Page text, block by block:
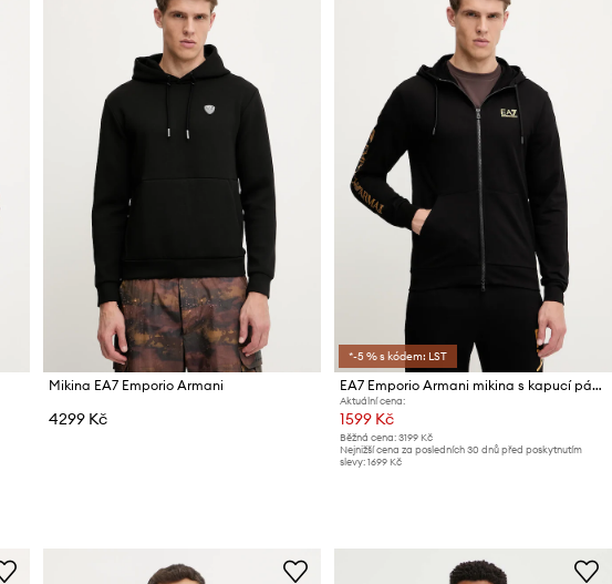
Mikina EA7 Emporio Armani
4299 Kč
*-5 % s kódem: LST
EA7 Emporio Armani mikina s kapucí pánská
Aktuální cena:
1599 Kč
Běžná cena: 3199 Kč
Nejnižší cena za posledních 30 dnů před poskytnutím
slevy: 1699 Kč